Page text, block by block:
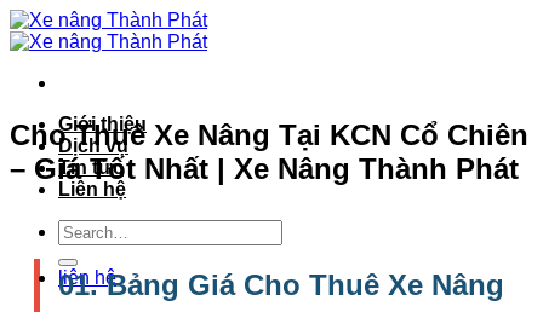
Bỏ
qua
dung
Giới thiệu
Dịch vụ
Tin tức
Liên hệ
liên hệ
Cho Thuê Xe Nâng Tại KCN Cổ Chiên
– Giá Tốt Nhất | Xe Nâng Thành Phát
01. Bảng Giá Cho Thuê Xe Nâng